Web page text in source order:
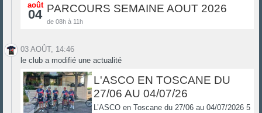
août
04 PARCOURS SEMAINE AOUT 2026
de 08h à 11h
03 AOÛT, 14:46
le club a modifié une actualité
L'ASCO EN TOSCANE DU
27/06 AU 04/07/26
L’ASCO en Toscane du 27/06 au 04/07/2026 5